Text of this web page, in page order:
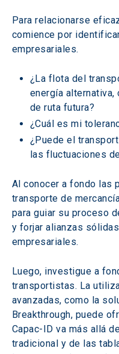
Para relacionarse
comience por
empresariales.
¿La flota del
energía alternativa,
de ruta futura?
¿Cuál es mi
¿Puede el
las fluctuaciones
Al conocer a fondo las
transporte de
para guiar su proceso
y forjar alianzas
empresariales.
Luego, investigue a
transportistas. La
avanzadas, como la
Breakthrough, puede
Capac-ID va más allá
tradicional y de las